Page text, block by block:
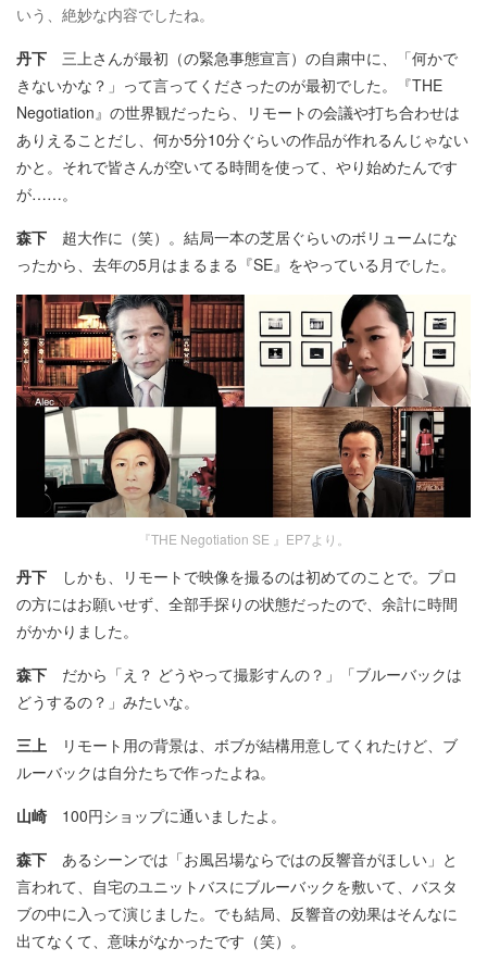
いう、絶妙な内容でしたね。
丹下 三上さんが最初（の緊急事態宣言）の自粛中に、「何かで
きないかな？」って言ってくださったのが最初でした。『THE
Negotiation』の世界観だったら、リモートの会議や打ち合わせは
ありえることだし、何か5分10分ぐらいの作品が作れるんじゃない
かと。それで皆さんが空いてる時間を使って、やり始めたんです
が……。
森下 超大作に（笑）。結局一本の芝居ぐらいのボリュームにな
ったから、去年の5月はまるまる『SE』をやっている月でした。
『THE Negotiation SE 』EP7より。
丹下 しかも、リモートで映像を撮るのは初めてのことで。プロ
の方にはお願いせず、全部手探りの状態だったので、余計に時間
がかかりました。
森下 だから「え？ どうやって撮影すんの？」「ブルーバックは
どうするの？」みたいな。
三上 リモート用の背景は、ボブが結構用意してくれたけど、ブ
ルーバックは自分たちで作ったよね。
山崎 100円ショップに通いましたよ。
森下 あるシーンでは「お風呂場ならではの反響音がほしい」と
言われて、自宅のユニットバスにブルーバックを敷いて、バスタ
ブの中に入って演じました。でも結局、反響音の効果はそんなに
出てなくて、意味がなかったです（笑）。